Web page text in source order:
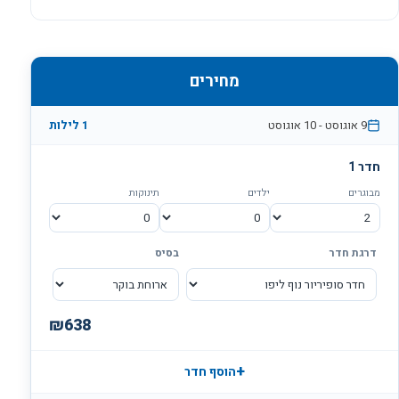
ומתאפיין בעיצוב מודרני. באולם אנדרומדה, המשמש לפרקים גם
המזרקה, הנמל והמגדלור מתאימים ללימוד בצוותא, לישיבות
ולכנסי עסקים אינטימיים. על גג משכנות רות דניאל נמצאת גולת
הכותרת של אולמות האירועים. אולם קסיופאה המפואר מתגאה
מושלם ורומנטי ממנו לעריכת חתונות, קוקטיילים וקבלות פנים.
לשירות אורחי המלון חנייה תת קרקעית חינם.
מחירים
9 אוגוסט -10 אוגוסט 1 לילות
חדר 1
מבוגרים ילדים תינוקות
דרגת חדר בסיס
₪638
+הוסף חדר